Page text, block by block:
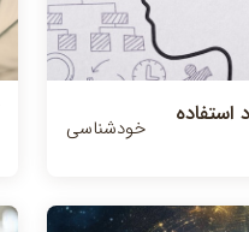
استفاده
خودشناسی